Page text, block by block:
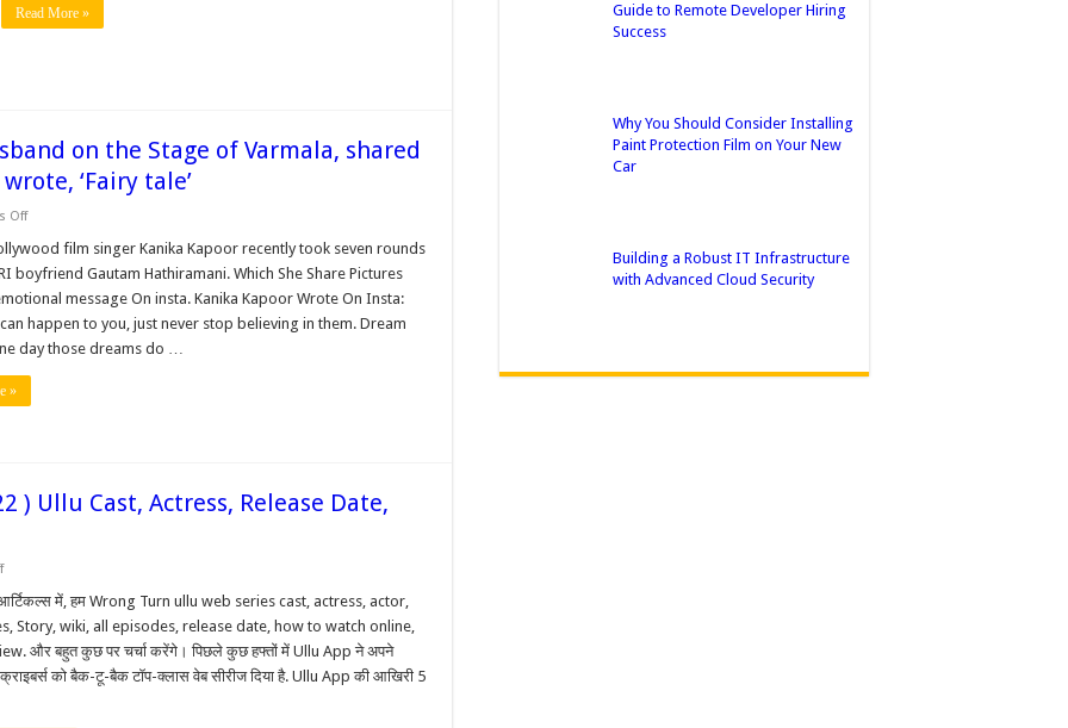
डीजल
में
शुल्क
कटौती
Read More »
on the Stage of Varmala, shared
‘Fairy tale’
Offon
Kapoor
her
husband
on
the
Stage
of
pictures
‘Fairy
tale’
film singer Kanika Kapoor recently took seven rounds
boyfriend Gautam Hathiramani. Which She Share Pictures
message On insta. Kanika Kapoor Wrote On Insta:
happen to you, just never stop believing in them. Dream
day those dreams do …
»
) Ullu Cast, Actress, Release Date,
on
Turn
Series
(
2022
)
में, हम Wrong Turn ullu web series cast, actress, actor,
Story, wiki, all episodes, release date, how to watch online,
और बहुत कुछ पर चर्चा करेंगे। पिछले कुछ हफ्तों में Ullu App ने अपने
को बैक-टू-बैक टॉप-क्लास वेब सीरीज दिया है. Ullu App की आखिरी 5
Guide to Remote Developer Hiring
Success
Why You Should Consider Installing
Paint Protection Film on Your New
Car
Building a Robust IT Infrastructure
with Advanced Cloud Security